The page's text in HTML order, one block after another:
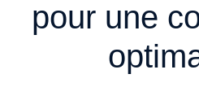
pour une